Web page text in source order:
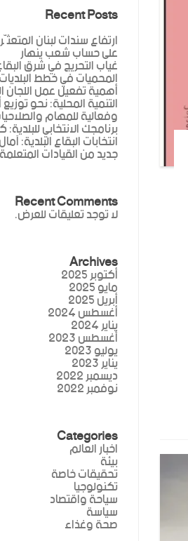
Recent Posts
ارتفاع سندات لبنان
على حساب شعب ينهار
غياب التحريج في شرق
المحميات في خطط
أهمية تفعيل عمل اللجان
التنمية المحلية: نحو
وفعالية للمهام
برنامجك الانتخابي
انتخابات البقاع البلدية:
جديد من القيادات المتعلمة
Recent Comments
لا توجد تعليقات للعرض.
Archives
أكتوبر 2025
مايو 2025
أبريل 2025
أغسطس 2024
يناير 2024
أغسطس 2023
يوليو 2023
يناير 2023
ديسمبر 2022
نوفمبر 2022
Categories
اخبار العالم
بيئة
تحقيقات خاصة
تكنولوجيا
سياحة واقتصاد
سياسة
صحة وغذاء